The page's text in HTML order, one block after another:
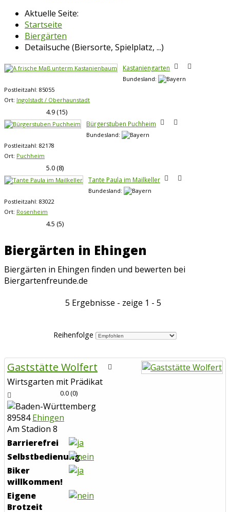
Aktuelle Seite:
Startseite
Biergärten
Detailsuche (Biersorte, Spielplatz, ...)
Kastaniengarten
Bundesland:
Postleitzahl: 85055
Ort: Ingolstadt / Oberhaunstadt
4.9(15)
Bürgerstuben Puchheim
Bundesland:
Postleitzahl: 82178
Ort: Puchheim
5.0(8)
Tante Paula im Mailkeller
Bundesland:
Postleitzahl: 83022
Ort: Rosenheim
4.5 (5)
Biergärten in Ehingen
Biergärten in Ehingen finden und bewerten bei
Biergartenfreunde.de
5 Ergebnisse - zeige 1 - 5
Reihenfolge
Gaststätte Wolfert
Wirtsgarten mit Prädikat
0.0(0)
89584Ehingen
Am Stadion 8
Barrierefrei
Selbstbedienung
Biker
willkommen!
Eigene
Brotzeit